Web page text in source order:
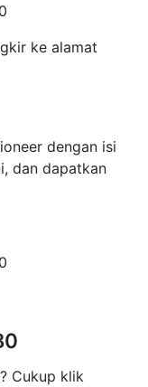
ke alamat
dengan isi
dan dapatkan
Cukup klik